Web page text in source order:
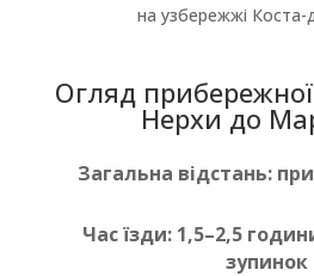
на узбережжі Коста-
Огляд
Нерхи до
Загальна відстань:
Час їзди: 1,5–2,5
зупинок